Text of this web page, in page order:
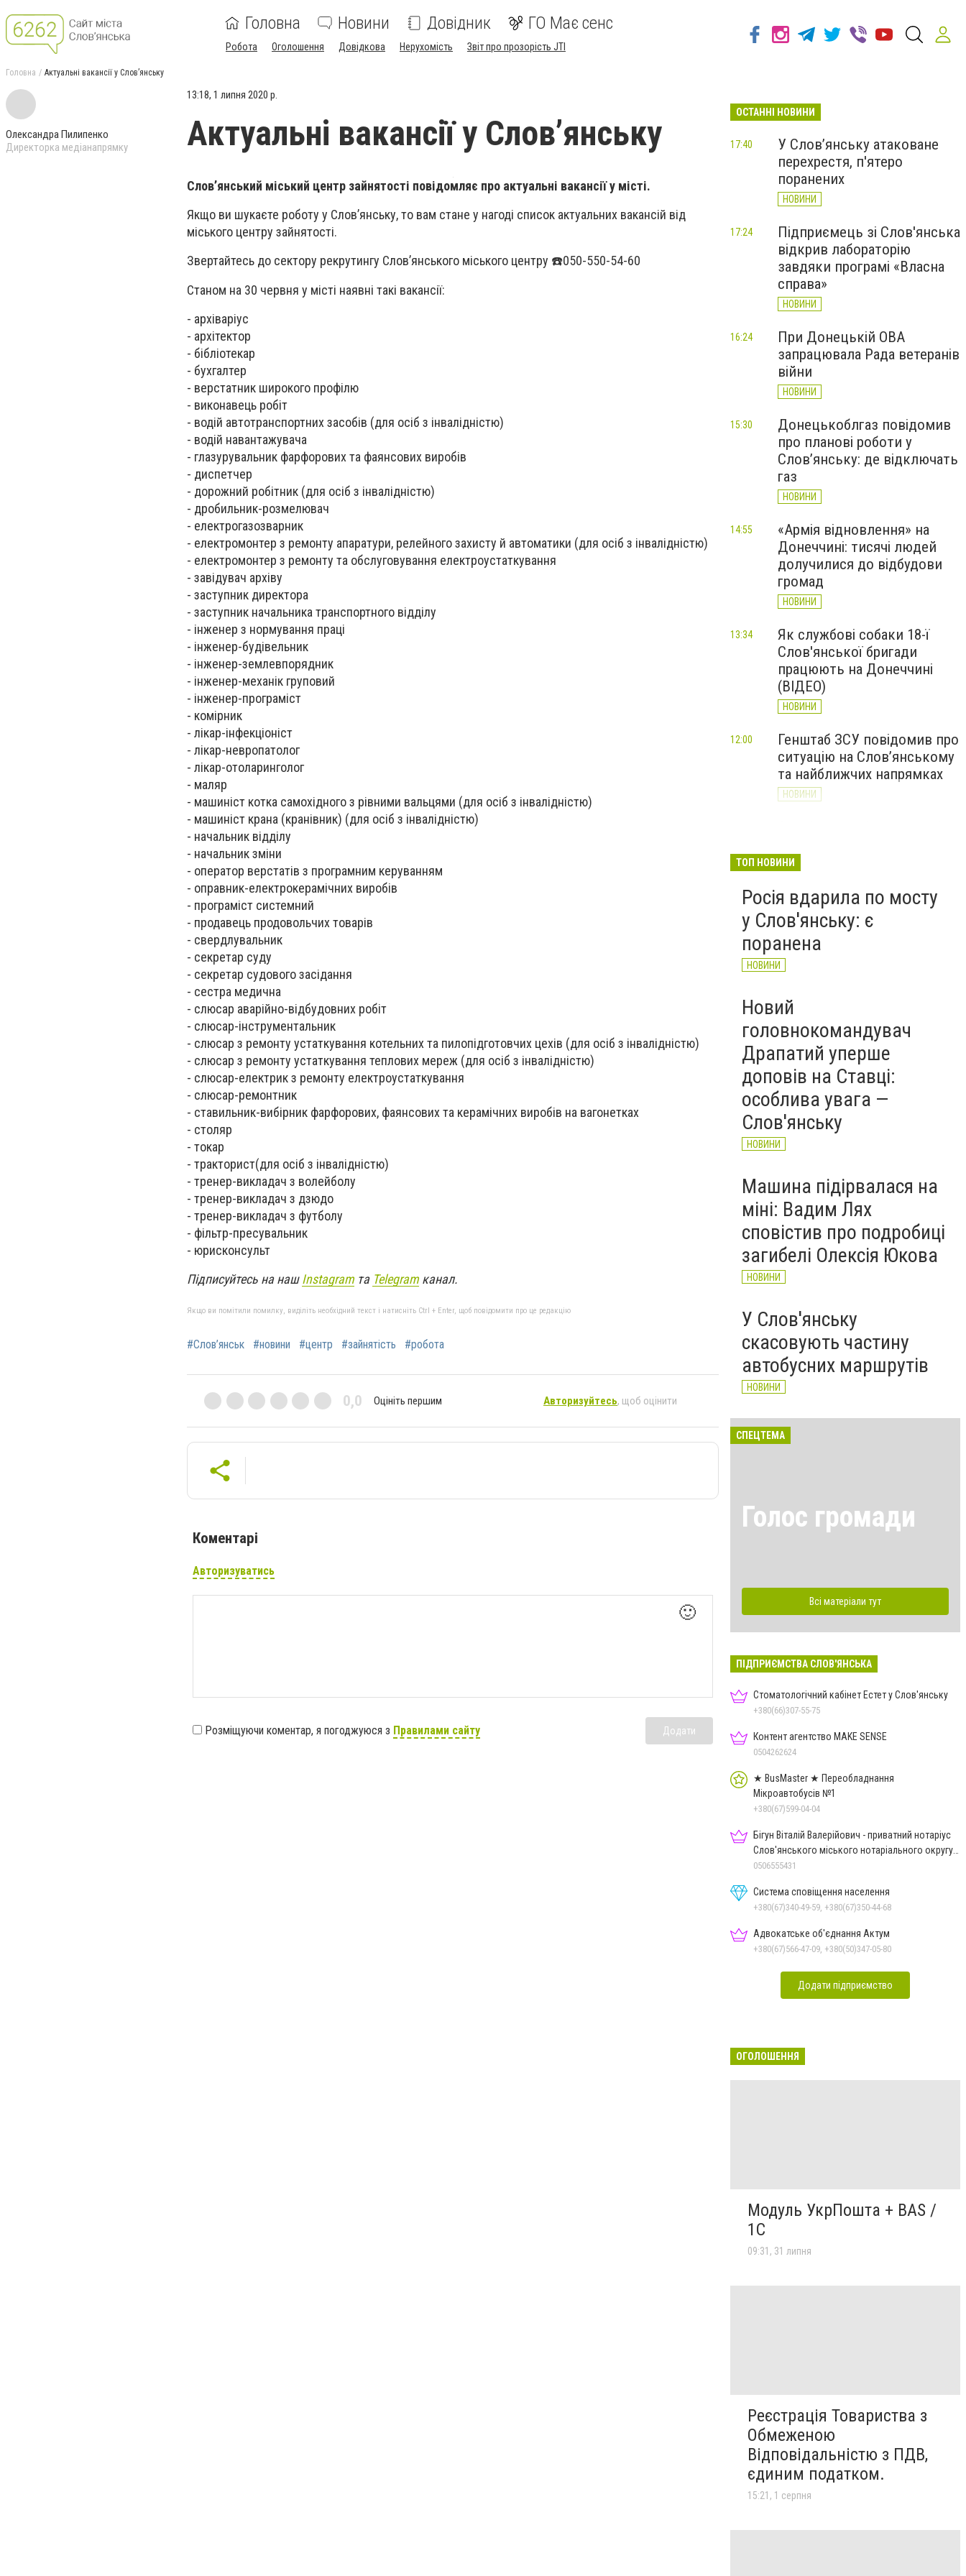
Головна Новини Довідник ГО Має сенс
Робота Оголошення Довідкова Нерухомість Звіт про прозорість JTI
Головна Актуальні вакансії у Слов’янську
Олександра Пилипенко
Директорка медіанапрямку
13:18, 1 липня 2020 р.
Актуальні вакансії у Слов’янську
Слов’янський міський центр зайнятості повідомляє про актуальні вакансії у місті.
Якщо ви шукаєте роботу у Слов’янську, то вам стане у нагоді список актуальних вакансій від
міського центру зайнятості.
Звертайтесь до сектору рекрутингу Слов’янського міського центру ☎️050-550-54-60
Станом на 30 червня у місті наявні такі вакансії:
- архіваріус
- архітектор
- бібліотекар
- бухгалтер
- верстатник широкого профілю
- виконавець робіт
- водій автотранспортних засобів (для осіб з інвалідністю)
- водій навантажувача
- глазурувальник фарфорових та фаянсових виробів
- диспетчер
- дорожний робітник (для осіб з інвалідністю)
- дробильник-розмелювач
- електрогазозварник
- електромонтер з ремонту апаратури, релейного захисту й автоматики (для осіб з інвалідністю)
- електромонтер з ремонту та обслуговування електроустаткування
- завідувач архіву
- заступник директора
- заступник начальника транспортного відділу
- інженер з нормування праці
- інженер-будівельник
- інженер-землевпорядник
- інженер-механік груповий
- інженер-програміст
- комірник
- лікар-інфекціоніст
- лікар-невропатолог
- лікар-отоларинголог
- маляр
- машиніст котка самохідного з рівними вальцями (для осіб з інвалідністю)
- машиніст крана (кранівник) (для осіб з інвалідністю)
- начальник відділу
- начальник зміни
- оператор верстатів з програмним керуванням
- оправник-електрокерамічних виробів
- програміст системний
- продавець продовольчих товарів
- свердлувальник
- секретар суду
- секретар судового засідання
- сестра медична
- слюсар аварійно-відбудовних робіт
- слюсар-інструментальник
- слюсар з ремонту устаткування котельних та пилопідготовчих цехів (для осіб з інвалідністю)
- слюсар з ремонту устаткування теплових мереж (для осіб з інвалідністю)
- слюсар-електрик з ремонту електроустаткування
- слюсар-ремонтник
- ставильник-вибірник фарфорових, фаянсових та керамічних виробів на вагонетках
- столяр
- токар
- тракторист(для осіб з інвалідністю)
- тренер-викладач з волейболу
- тренер-викладач з дзюдо
- тренер-викладач з футболу
- фільтр-пресувальник
- юрисконсульт
Підписуйтесь на нашInstagram та Telegram канал.
Якщо ви помітили помилку, виділіть необхідний текст і натисніть Ctrl + Enter, щоб повідомити про це редакцію
#Слов’янськ #новини #центр #зайнятість #робота
0,0 Оцініть першим Авторизуйтесь, щоб оцінити
Коментарі
Авторизуватись
🙂
Розміщуючи коментар, я погоджуюся з Правилами сайту Додати
ОСТАННІ НОВИНИ
У Слов’янську атаковане
перехрестя, п'ятеро
поранених
НОВИНИ
17:40
Підприємець зі Слов'янська
відкрив лабораторію
завдяки програмі «Власна
справа»
НОВИНИ
17:24
При Донецькій ОВА
запрацювала Рада ветеранів
війни
НОВИНИ
16:24
Донецькоблгаз повідомив
про планові роботи у
Слов’янську: де відключать
газ
НОВИНИ
15:30
«Армія відновлення» на
Донеччині: тисячі людей
долучилися до відбудови
громад
НОВИНИ
14:55
Як службові собаки 18-ї
Слов'янської бригади
працюють на Донеччині
(ВІДЕО)
НОВИНИ
13:34
Генштаб ЗСУ повідомив про
ситуацію на Слов’янському
та найближчих напрямках
НОВИНИ
12:00
великої війни: 7 серпня
ТОП НОВИНИ
Росія вдарила по мосту
у Слов'янську: є
поранена
НОВИНИ
Новий
головнокомандувач
Драпатий уперше
доповів на Ставці:
особлива увага —
Слов'янську
НОВИНИ
Машина підірвалася на
міні: Вадим Лях
сповістив про подробиці
загибелі Олексія Юкова
НОВИНИ
У Слов'янську
скасовують частину
автобусних маршрутів
НОВИНИ
СПЕЦТЕМА
Голос громади
Всі матеріали тут
ПІДПРИЄМСТВА СЛОВ'ЯНСЬКА
Стоматологічний кабінет Естет у Слов'янську
+380(66)307-55-75
Контент агентство MAKE SENSE
0504262624
★ BusMaster ★ Переобладнання
Мікроавтобусів №1
+380(67)599-04-04
Бігун Віталій Валерійович - приватний нотаріус
Слов'янського міського нотаріального округу
Дон.обл.
0506555431
Система сповіщення населення
+380(67)340-49-59, +380(67)350-44-68
Адвокатське об'єднання Актум
+380(67)566-47-09, +380(50)347-05-80
Додати підприємство
ОГОЛОШЕННЯ
Модуль УкрПошта + BAS /
1C
09:31, 31 липня
Реєстрація Товариства з
Обмеженою
Відповідальністю з ПДВ,
єдиним податком.
15:21, 1 серпня